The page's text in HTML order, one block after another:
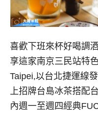
喜歡下班來杯好喝調
享這家南京三民站特
Taipei,以台北捷運線
上招牌台島冰茶搭配
內週一至週四經典